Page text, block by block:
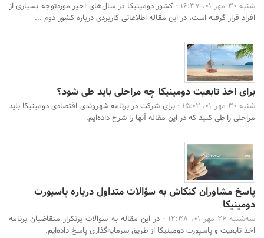
شنبه 30 مهر 01، 16:37 -
کشور دومینیکا در سال‌های اخیر موردتوجه بسیاری از
افراد قرار گرفته است، در این مقاله اطلاعاتی کاربردی درباره کشور دوم ...
برای اخذ تابعیت دومینیکا چه مراحلی باید طی شود؟
شنبه 30 مهر 01، 15:02 -
برای شرکت در برنامه شهروندی اقتصادی دومینیکا باید
مراحلی را طی کنید که در این مقاله آنها را شرح داده‌ایم.
پاسخ مشاوران کنکاش به سؤالات متداول درباره پاسپورت
دومینیکا
سه‌شنبه 26 مهر 01، 12:38 -
در این مقاله به سوالات پرتکرار متقاضیان برنامه
اخذ تابعیت و پاسپورت دومینیکا از طریق سرمایه‌گذاری پاسخ داده‌ایم.